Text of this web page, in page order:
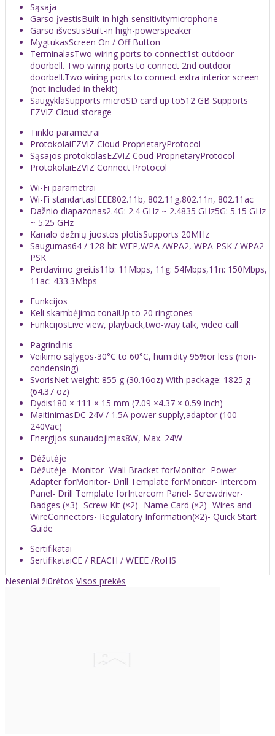
Sąsaja
Garso įvestisBuilt-in high-sensitivitymicrophone
Garso išvestisBuilt-in high-powerspeaker
MygtukasScreen On / Off Button
TerminalasTwo wiring ports to connect1st outdoor
doorbell. Two wiring ports to connect 2nd outdoor
doorbell.Two wiring ports to connect extra interior screen
(not included in thekit)
SaugyklaSupports microSD card up to512 GB Supports
EZVIZ Cloud storage
Tinklo parametrai
ProtokolaiEZVIZ Cloud ProprietaryProtocol
Sąsajos protokolasEZVIZ Coud ProprietaryProtocol
ProtokolaiEZVIZ Connect Protocol
Wi-Fi parametrai
Wi-Fi standartasIEEE802.11b, 802.11g,802.11n, 802.11ac
Dažnio diapazonas2.4G: 2.4 GHz ~ 2.4835 GHz5G: 5.15 GHz
~ 5.25 GHz
Kanalo dažnių juostos plotisSupports 20MHz
Saugumas64 / 128-bit WEP,WPA /WPA2, WPA-PSK / WPA2-
PSK
Perdavimo greitis11b: 11Mbps, 11g: 54Mbps,11n: 150Mbps,
11ac: 433.3Mbps
Funkcijos
Keli skambėjimo tonaiUp to 20 ringtones
FunkcijosLive view, playback,two-way talk, video call
Pagrindinis
Veikimo sąlygos-30°C to 60°C, humidity 95%or less (non-
condensing)
SvorisNet weight: 855 g (30.16oz) With package: 1825 g
(64.37 oz)
Dydis180 × 111 × 15 mm (7.09 ×4.37 × 0.59 inch)
MaitinimasDC 24V / 1.5A power supply,adaptor (100-
240Vac)
Energijos sunaudojimas8W, Max. 24W
Dėžutėje
Dėžutėje- Monitor- Wall Bracket forMonitor- Power
Adapter forMonitor- Drill Template forMonitor- Intercom
Panel- Drill Template forIntercom Panel- Screwdriver-
Badges (×3)- Screw Kit (×2)- Name Card (×2)- Wires and
WireConnectors- Regulatory Information(×2)- Quick Start
Guide
Sertifikatai
SertifikataiCE / REACH / WEEE /RoHS
Neseniai žiūrėtos Visos prekės